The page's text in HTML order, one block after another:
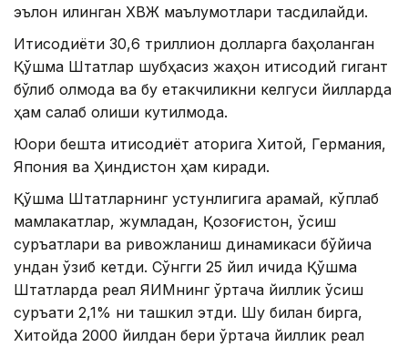
эълон қилинган ХВЖ маълумотлари тасдиқлайди.
Иқтисодиёти 30,6 триллион долларга баҳоланган
Қўшма Штатлар шубҳасиз жаҳон иқтисодий гигант
бўлиб қолмоқда ва бу етакчиликни келгуси йилларда
ҳам сақлаб қолиши кутилмоқда.
Юқори бешта иқтисодиёт қаторига Хитой, Германия,
Япония ва Ҳиндистон ҳам киради.
Қўшма Штатларнинг устунлигига қарамай, кўплаб
мамлакатлар, жумладан, Қозоғистон, ўсиш
суръатлари ва ривожланиш динамикаси бўйича
ундан ўзиб кетди. Сўнгги 25 йил ичида Қўшма
Штатларда реал ЯИМнинг ўртача йиллик ўсиш
суръати 2,1% ни ташкил этди. Шу билан бирга,
Хитойда 2000 йилдан бери ўртача йиллик реал